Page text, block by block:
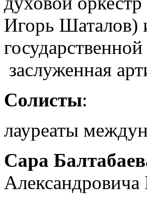
Игорь Шаталов)
заслуженная
Солисты:
лауреаты
Сара